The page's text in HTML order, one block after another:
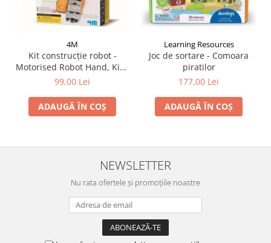
4M
Kit construcție robot -
Motorised Robot Hand, Kidz
Robotix
99,00 Lei
ADAUGĂ ÎN COȘ
Learning Resources
Joc de sortare - Comoara
piratilor
177,00 Lei
ADAUGĂ ÎN COȘ
NEWSLETTER
Nu rata ofertele și promoțiile noastre